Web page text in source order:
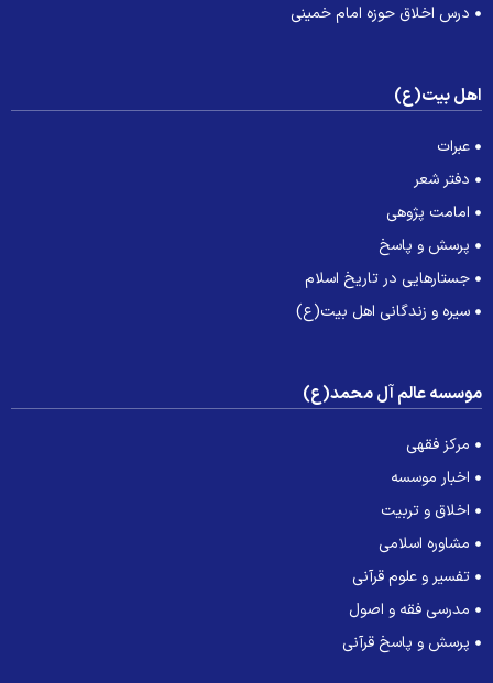
درس اخلاق حوزه امام خمینی
بیت(ع)
عبرات
دفتر شعر
امامت پژوهی
پرسش و پاسخ
جستارهایی در تاریخ اسلام
سیره و زندگانی اهل بیت(ع)
عالم آل محمد(ع)
مرکز فقهی
اخبار موسسه
اخلاق و تربیت
مشاوره اسلامی
تفسیر و علوم قرآنی
مدرسی فقه و اصول
پرسش و پاسخ قرآنی